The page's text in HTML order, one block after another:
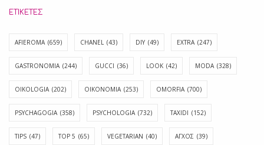
ΕΤΙΚΈΤΕΣ
AFIEROMA (659) CHANEL (43) DIY (49) EXTRA (247)
GASTRONOMIA (244) GUCCI (36) LOOK (42) MODA (328)
OIKOLOGIA (202) OIKONOMIA (253) OMORFIA (700)
PSYCHAGOGIA (358) PSYCHOLOGIA (732) TAXIDI (152)
TIPS (47) TOP 5 (65) VEGETARIAN (40) ΑΓΧΟΣ (39)